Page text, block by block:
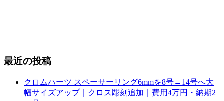
最近の投稿
クロムハーツ スペーサーリング6mmを8号→14号へ大
幅サイズアップ｜クロス彫刻追加｜費用4万円・納期2